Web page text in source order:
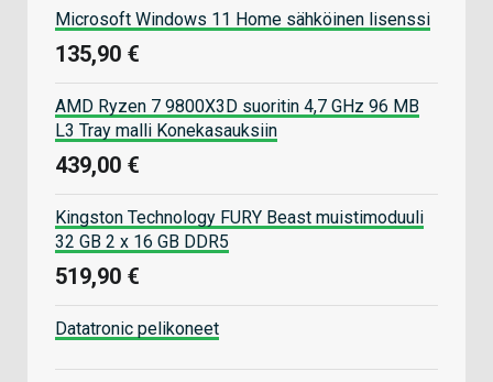
Microsoft Windows 11 Home sähköinen lisenssi
135,90 €
AMD Ryzen 7 9800X3D suoritin 4,7 GHz 96 MB
L3 Tray malli Konekasauksiin
439,00 €
Kingston Technology FURY Beast muistimoduuli
32 GB 2 x 16 GB DDR5
519,90 €
Datatronic pelikoneet